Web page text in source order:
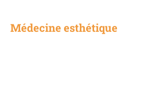
Médecine esthétique